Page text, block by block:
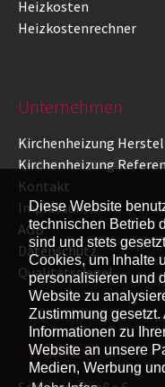
Diese Website
technischen Betrieb
sind und stets
Cookies, um Inhalte
personalisieren und
Website zu
Zustimmung
Informationen zu
Website an unsere
Medien, Werbung
Heizkosten
Heizkostenrechner
Unternehmen
Kirchenheizung
Kirchenheizung
Kontakt
Impressum
AGB
Datenschutz
Qualitätssiegel
Ausstellung